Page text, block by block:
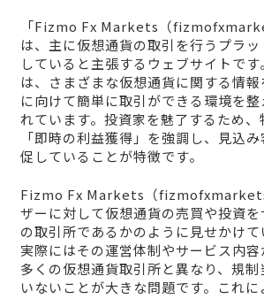
「Fizmo Fx Markets（
は、主に仮想通貨の取引を行うプラ
していると主張するウェブサイトで
は、さまざまな仮想通貨に関する情
に向けて簡単に取引ができる環境を
れています。投資家を魅了するため、
「即時の利益獲得」を強調し、見込
促していることが特徴です。
Fizmo Fx Markets（
ザーに対して仮想通貨の売買や投資
の取引所であるかのように見せかけて
実際にはその運営体制やサービス内容
多くの仮想通貨取引所と異なり、規
いないことが大きな問題です。これに